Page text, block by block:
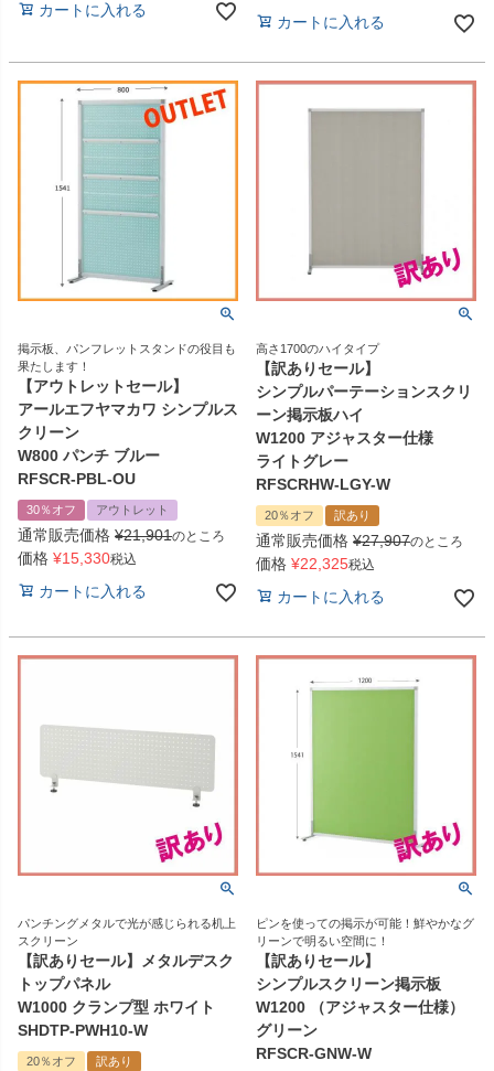
カートに入れる
カートに入れる
掲示板、パンフレットスタンドの役目も
果たします！
【アウトレットセール】
アールエフヤマカワ シンプルス
クリーン
W800 パンチ ブルー
RFSCR-PBL-OU
30％オフ アウトレット
通常販売価格 ¥21,901のところ
価格 ¥15,330税込
カートに入れる
高さ1700のハイタイプ
【訳ありセール】
シンプルパーテーションスクリ
ーン掲示板ハイ
W1200 アジャスター仕様
ライトグレー
RFSCRHW-LGY-W
20％オフ 訳あり
通常販売価格 ¥27,907のところ
価格 ¥22,325税込
カートに入れる
パンチングメタルで光が感じられる机上
スクリーン
【訳ありセール】メタルデスク
トップパネル
W1000 クランプ型 ホワイト
SHDTP-PWH10-W
20％オフ 訳あり
ピンを使っての掲示が可能！鮮やかなグ
リーンで明るい空間に！
【訳ありセール】
シンプルスクリーン掲示板
W1200 （アジャスター仕様）
グリーン
RFSCR-GNW-W